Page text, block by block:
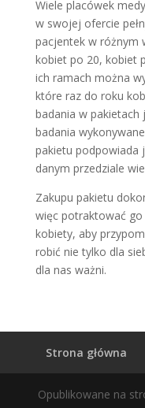
Wiele placówek
w swojej ofercie
pacjentek w różnym
kobiet po 20, kobiet
ich ramach można
które raz do roku
badania w pakietach
badania
pakietu podpowiada
danym przedziale
Zakupu pakietu
więc potraktować
kobiety, aby
robić nie tylko dla
dla nas ważni.
Strona główna
Opublikowane na